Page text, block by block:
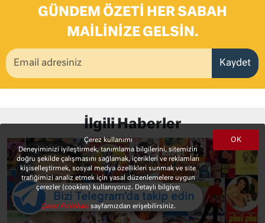
GÜNDEM ÖZETI HER SABAH
MAILINIZE GELSIN.
Kaydet
İlgili Haberler
OK
Çerez kullanımı
Deneyiminizi iyileştirmek, tanımlama bilgilerini, sitemizin
doğru şekilde çalışmasını sağlamak, içerikleri ve reklamları
kişiselleştirmek, sosyal medya özellikleri sunmak ve site
trafiğimizi analiz etmek için yasal düzenlemelere uygun
çerezler (cookies) kullanıyoruz. Detaylı bilgiye;
Çerez Politikasısayfamızdan erişebilirsiniz.
Bizi Telegram'da takip edin